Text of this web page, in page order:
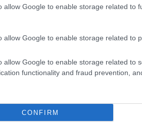
allow Google to enable storage related to
allow Google to enable storage related to
allow Google to enable storage related to
functionality and fraud prevention,
CONFIRM
στη Ράμνιστα
11:00-17:00 | Κτήμα
Στράντζα (ανοιχτά μόνο
11:00-17:00 | Κlonas
στην Επανομή